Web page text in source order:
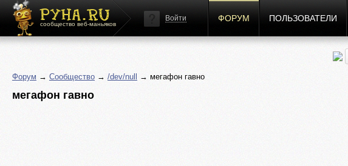
сообщество веб-маньяков
Войти ФОРУМ ПОЛЬЗОВАТЕЛИ
Форум → Сообщество → /dev/null → мегафон гавно
мегафон гавно